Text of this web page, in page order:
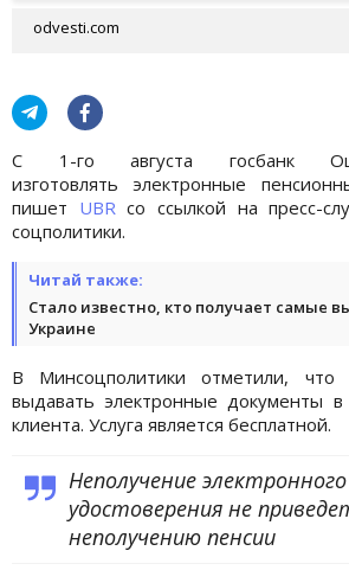
odvesti.com
С 1-го августа госбанк
изготовлять электронные
пишет UBR со ссылкой на пресс-
соцполитики.
Читай также:
Стало известно, кто получает самые
Украине
В Минсоцполитики отметили,
выдавать электронные документы
клиента. Услуга является бесплатной.
Неполучение
удостоверения не
неполучению пенсии